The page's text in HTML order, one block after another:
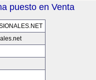
puesto en Venta